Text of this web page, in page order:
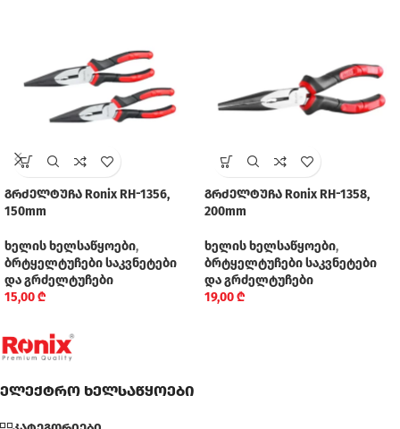
გრძელტუჩა Ronix RH-1356,
150mm
ხელის ხელსაწყოები,
ბრტყელტუჩები საკვნეტები
და გრძელტუჩები
15,00₾
გრძელტუჩა Ronix RH-1358,
200mm
ხელის ხელსაწყოები,
ბრტყელტუჩები საკვნეტები
და გრძელტუჩები
19,00₾
ელექტრო ხელსაწყოები